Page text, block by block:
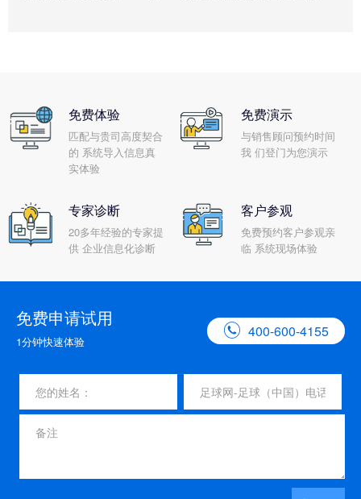
免费体验
匹配与贵司高度契合
的 系统导入信息真
实体验
免费演示
与销售顾问预约时间
我 们登门为您演示
专家诊断
20多年经验的专家提
供 企业信息化诊断
客户参观
免费预约客户参观亲
临 系统现场体验
免费申请试用
1分钟快速体验
 400-600-4155